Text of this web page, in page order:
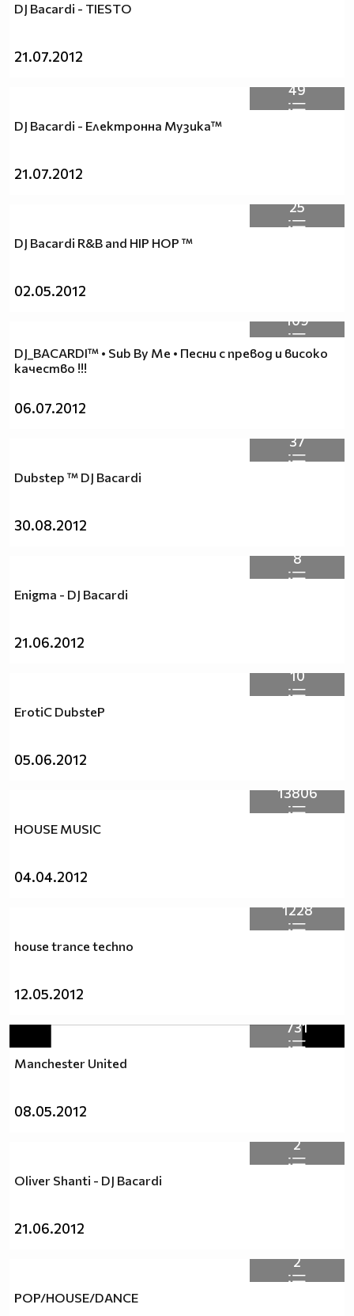
DJ Bacardi - TIESTO
21.07.2012
49
DJ Bacardi - Електронна Музика™
21.07.2012
25
DJ Bacardi R&B and HIP HOP ™
02.05.2012
109
DJ_BACARDI™ • Sub By Me • Песни с превод и високо
качество !!!
06.07.2012
37
Dubstep ™ DJ Bacardi
30.08.2012
8
Enigma - DJ Bacardi
21.06.2012
10
ErotiC DubsteP
05.06.2012
13806
HOUSE MUSIC
04.04.2012
1228
house trance techno
12.05.2012
731
Manchester United
08.05.2012
2
Oliver Shanti - DJ Bacardi
21.06.2012
2
POP/HOUSE/DANCE